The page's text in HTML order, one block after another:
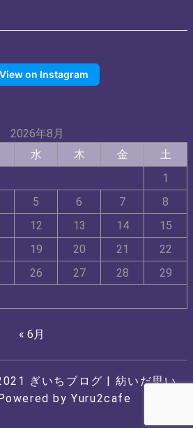
View on Instagram
2026年8月
水 木 金
土
1
5 6 7
8
12 13 14
15
19 20 21
22
26 27 28
29
« 6月
ぎいちブログ | 紡いだ思い
byYuru2cafe